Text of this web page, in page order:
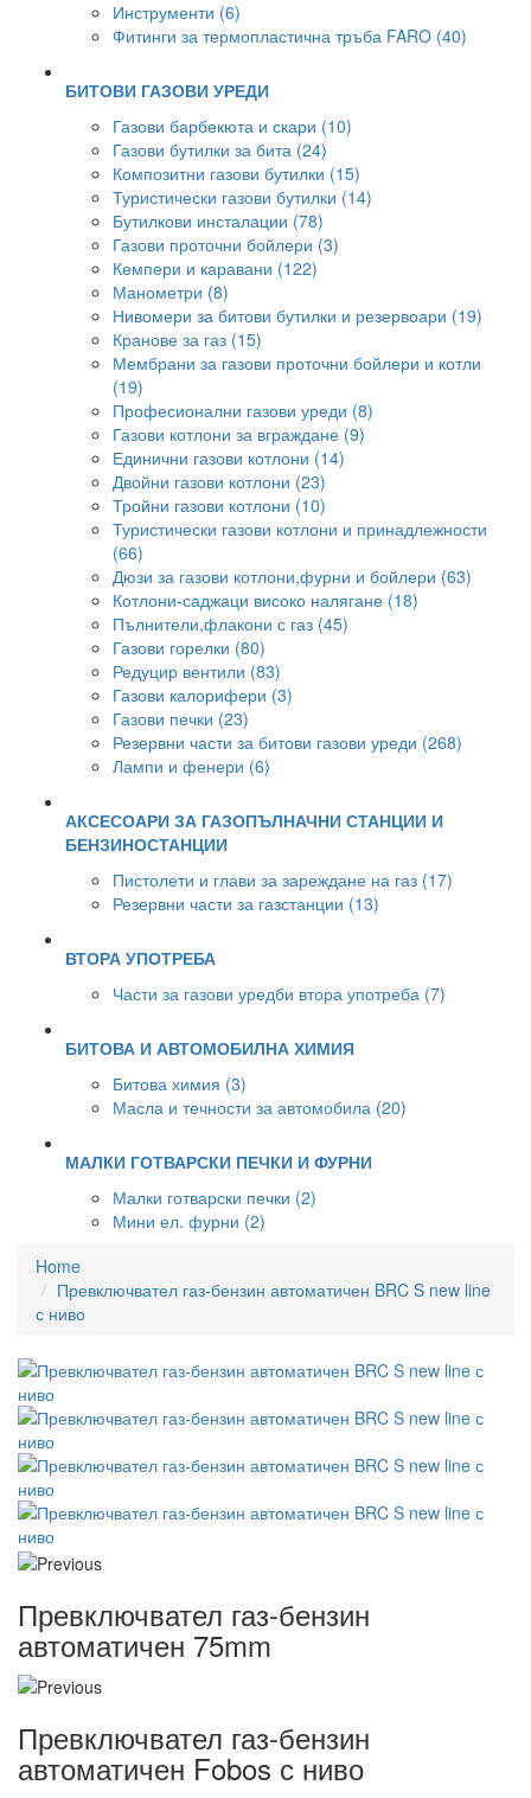
Инструменти (6)
Фитинги за термопластична тръба FARO (40)
БИТОВИ ГАЗОВИ УРЕДИ
Газови барбекюта и скари (10)
Газови бутилки за бита (24)
Композитни газови бутилки (15)
Туристически газови бутилки (14)
Бутилкови инсталации (78)
Газови проточни бойлери (3)
Кемпери и каравани (122)
Манометри (8)
Нивомери за битови бутилки и резервоари (19)
Кранове за газ (15)
Мембрани за газови проточни бойлери и котли
(19)
Професионални газови уреди (8)
Газови котлони за вграждане (9)
Единични газови котлони (14)
Двойни газови котлони (23)
Тройни газови котлони (10)
Туристически газови котлони и принадлежности
(66)
Дюзи за газови котлони,фурни и бойлери (63)
Котлони-саджаци високо налягане (18)
Пълнители,флакони с газ (45)
Газови горелки (80)
Редуцир вентили (83)
Газови калорифери (3)
Газови печки (23)
Резервни части за битови газови уреди (268)
Лампи и фенери (6)
АКСЕСОАРИ ЗА ГАЗОПЪЛНАЧНИ СТАНЦИИ И
БЕНЗИНОСТАНЦИИ
Пистолети и глави за зареждане на газ (17)
Резервни части за газстанции (13)
ВТОРА УПОТРЕБА
Части за газови уредби втора употреба (7)
БИТОВА И АВТОМОБИЛНА ХИМИЯ
Битова химия (3)
Масла и течности за автомобила (20)
МАЛКИ ГОТВАРСКИ ПЕЧКИ И ФУРНИ
Малки готварски печки (2)
Мини ел. фурни (2)
Home
Превключвател газ-бензин автоматичен BRC S new line
с ниво
Превключвател газ-бензин
автоматичен 75mm
Превключвател газ-бензин
автоматичен Fobos с ниво